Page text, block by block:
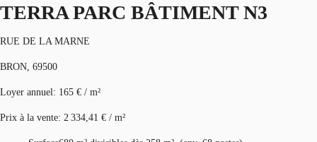
TERRA PARC BÂTIMENT N3
RUE DE LA MARNE
BRON, 69500
Loyer annuel: 165 € / m²
Prix à la vente: 2 334,41 € / m²